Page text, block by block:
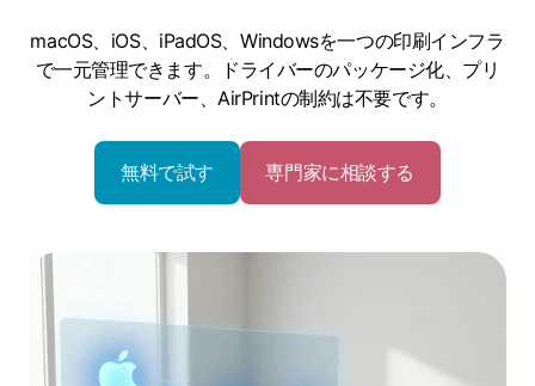
macOS、iOS、iPadOS、Windowsを一つの印刷インフラ
で一元管理できます。ドライバーのパッケージ化、プリ
ントサーバー、AirPrintの制約は不要です。
無料で試す 専門家に相談する